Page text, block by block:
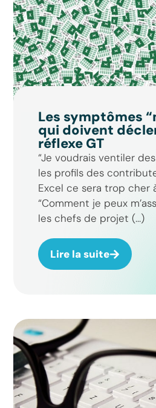
Les symptômes
qui doivent
réflexe GT
“Je voudrais ventiler
les profils des
Excel ce sera trop cher
“Comment je peux
les chefs de projet (...)
Lire la suite